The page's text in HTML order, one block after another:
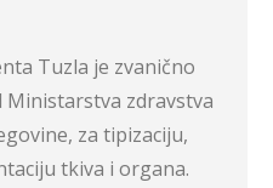
Tuzla je zvanično
zdravstva
za tipizaciju,
tkiva i organa.